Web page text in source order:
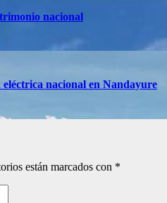
nacional
nacional en Nandayure
están marcados con *